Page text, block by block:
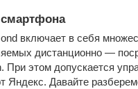
включает в себя
дистанционно —
При этом допускается
Давайте